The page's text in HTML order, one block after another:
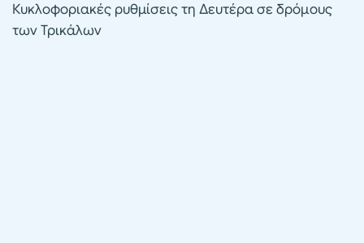
Κυκλοφοριακές ρυθμίσεις τη Δευτέρα σε δρόμους
των Τρικάλων